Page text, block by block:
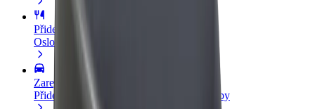
Přidejte restauraci nebo obchod
Oslovte více zákazníků a zvyšte si tržby
Zaregistrujte se jako flotilový partner
Přidejte svou flotilu k Boltu a zvyšte si tržby